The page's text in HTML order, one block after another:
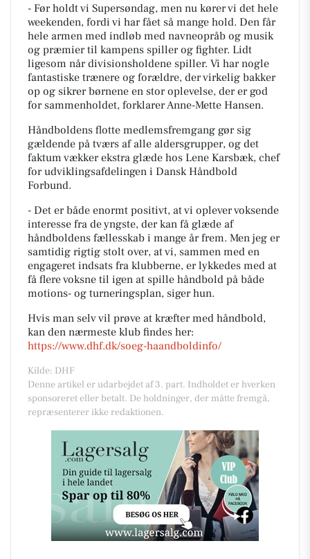
- Før holdt vi Supersøndag, men nu kører vi det hele
weekenden, fordi vi har fået så mange hold. Den får
hele armen med indløb med navneopråb og musik
og præmier til kampens spiller og fighter. Lidt
ligesom når divisionsholdene spiller. Vi har nogle
fantastiske trænere og forældre, der virkelig bakker
op og sikrer børnene en stor oplevelse, der er god
for sammenholdet, forklarer Anne-Mette Hansen.
Håndboldens flotte medlemsfremgang gør sig
gældende på tværs af alle aldersgrupper, og det
faktum vækker ekstra glæde hos Lene Karsbæk, chef
for udviklingsafdelingen i Dansk Håndbold
Forbund.
- Det er både enormt positivt, at vi oplever voksende
interesse fra de yngste, der kan få glæde af
håndboldens fællesskab i mange år frem. Men jeg er
samtidig rigtig stolt over, at vi, sammen med en
engageret indsats fra klubberne, er lykkedes med at
få flere voksne til igen at spille håndbold på både
motions- og turneringsplan, siger hun.
Hvis man selv vil prøve at kræfter med håndbold,
kan den nærmeste klub findes her:
https://www.dhf.dk/soeg-haandboldinfo/
Kilde: DHF
Denne artikel er udarbejdet af 3. part. Indholdet er hverken
sponsoreret eller betalt. De holdninger, der måtte fremgå,
repræsenterer ikke redaktionen.